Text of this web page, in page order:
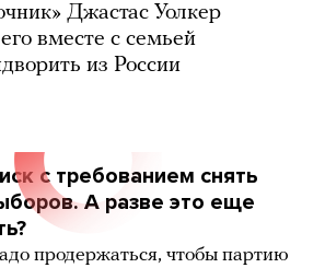
Джастас Уолкер
вместе с семьей
из России
с требованием снять
А разве это еще
продержаться, чтобы партию